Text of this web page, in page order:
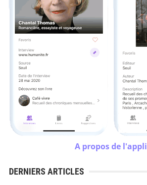
A propos de l'appli
DERNIERS ARTICLES